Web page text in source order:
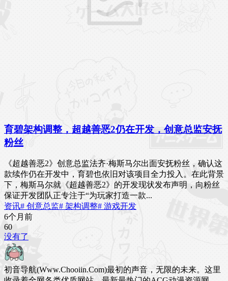
育碧架构调整，超越善恶2仍在开发，创意总监安抚
粉丝
《超越善恶2》创意总监法齐·梅斯马尔出面安抚粉丝，确认这
款续作仍在开发中，育碧也依旧对该项目全力投入。在此背景
下，梅斯马尔就《超越善恶2》的开发现状发布声明，向粉丝
保证开发团队正专注于“为玩家打造一款...
资讯# 创意总监# 架构调整# 游戏开发
6个月前
60
没有了
初音导航(Www.Chooiin.Com)最初的声音，无限的未来。这里